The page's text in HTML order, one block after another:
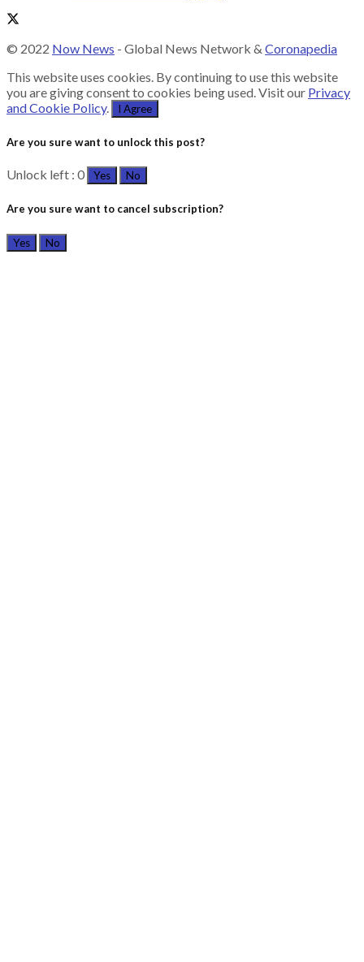
© 2022 Now News - Global News Network & Coronapedia
This website uses cookies. By continuing to use this website
you are giving consent to cookies being used. Visit our Privacy
and Cookie Policy. I Agree
Are you sure want to unlock this post?
Unlock left : 0 Yes No
Are you sure want to cancel subscription?
Yes No